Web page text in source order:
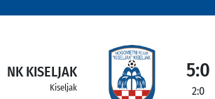
NK KISELJAK
Kiseljak
5:0
2:0